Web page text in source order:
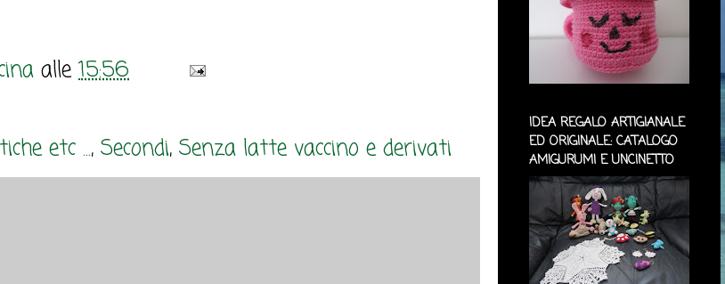
alle 15:56
etc ..., Secondi, Senza latte vaccino e derivati
IDEA REGALO ARTIGIANALE
ED ORIGINALE: CATALOGO
AMIGURUMI E UNCINETTO